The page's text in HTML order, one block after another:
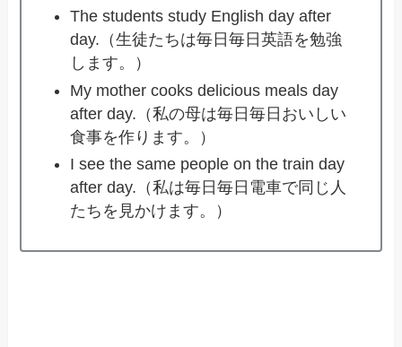
The students study English day after
day.（生徒たちは毎日毎日英語を勉強
します。）
My mother cooks delicious meals day
after day.（私の母は毎日毎日おいしい
食事を作ります。）
I see the same people on the train day
after day.（私は毎日毎日電車で同じ人
たちを見かけます。）